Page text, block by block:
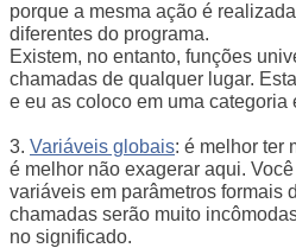
porque a mesma ação é
diferentes do programa.
Existem, no entanto, funções
chamadas de qualquer lugar.
e eu as coloco em uma categoria
3. Variáveis globais: é melhor ter
é melhor não exagerar aqui.
variáveis em parâmetros formais
chamadas serão muito
no significado.